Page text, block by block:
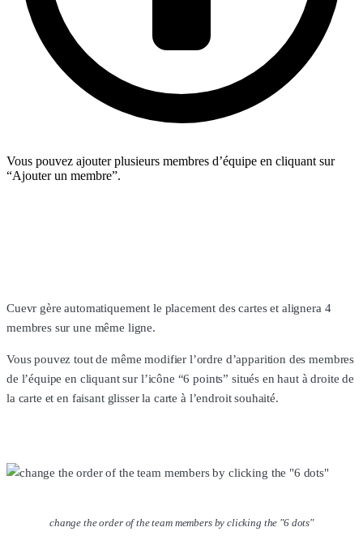
Vous pouvez ajouter plusieurs membres d’équipe en cliquant sur
“Ajouter un membre”.
Cuevr gère automatiquement le placement des cartes et alignera 4
membres sur une même ligne.
Vous pouvez tout de même modifier l’ordre d’apparition des membres
de l’équipe en cliquant sur l’icône “6 points” situés en haut à droite de
la carte et en faisant glisser la carte à l’endroit souhaité.
change the order of the team members by clicking the "6 dots"